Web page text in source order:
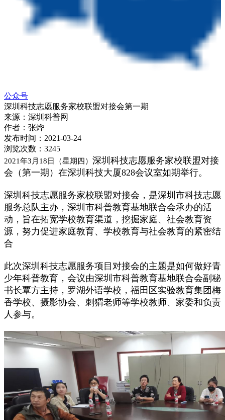
公众号
深圳科技志愿服务家校联盟对接会第一期
来源： 深圳科普网
作者： 张烨
发布时间： 2021-03-24
浏览次数： 3245
2021年3月18日（星期四） 深圳科技志愿服务家校联盟对接
会（第一期）在深圳科技大厦828会议室如期举行。
深圳科技志愿服务家校联盟对接会，是深圳市科技志愿
服务总队主办，深圳市科普教育基地联合会承办的活
动，旨在拓宽学校教育渠道，挖掘家庭、社会教育资
源，努力促进家庭教育、学校教育与社会教育的紧密结
合
此次深圳科技志愿服务项目对接会的主题是如何做好青
少年科普教育，会议由深圳市科普教育基地联合会副秘
书长覃方主持，罗湖外语学校，福田区实验教育集团梅
香学校、摄影协会、刺猬老师等学校教师、家委和负责
人参与。